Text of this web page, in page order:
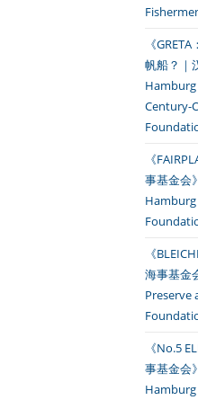
《
帆船？｜
Hamburg
Century-
《
事基金会
《
海事基金
Preserve
《No.5
事基金会